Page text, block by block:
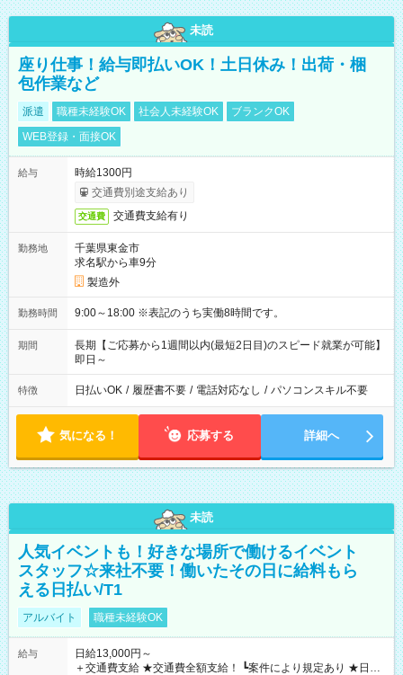
未読
座り仕事！給与即払いOK！土日休み！出荷・梱
包作業など
派遣 職種未経験OK 社会人未経験OK
ブランクOK
WEB登録・面接OK
給与
時給1300円
交通費別途支給あり
交通費 交通費支給有り
勤務地
千葉県東金市
求名駅から車9分
製造外
勤務時間 9:00～18:00 ※表記のうち実働8時間です。
期間
長期【ご応募から1週間以内(最短2日目)のスピード就業が可能】
即日～
特徴 日払いOK / 履歴書不要 / 電話対応なし / パソコンスキル不要
気になる！ 応募する 詳細へ
未読
人気イベントも！好きな場所で働けるイベント
スタッフ☆来社不要！働いたその日に給料もら
える日払い/T1
アルバイト 職種未経験OK
給与
日給13,000円～
＋交通費支給 ★交通費全額支給！ ┗案件により規定あり ★日払